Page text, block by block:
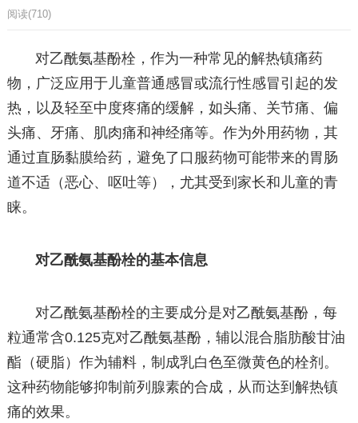
阅读(710)
对乙酰氨基酚栓，作为一种常见的解热镇痛药
物，广泛应用于儿童普通感冒或流行性感冒引起的发
热，以及轻至中度疼痛的缓解，如头痛、关节痛、偏
头痛、牙痛、肌肉痛和神经痛等。作为外用药物，其
通过直肠黏膜给药，避免了口服药物可能带来的胃肠
道不适（恶心、呕吐等），尤其受到家长和儿童的青
睐。
对乙酰氨基酚栓的基本信息
对乙酰氨基酚栓的主要成分是对乙酰氨基酚，每
粒通常含0.125克对乙酰氨基酚，辅以混合脂肪酸甘油
酯（硬脂）作为辅料，制成乳白色至微黄色的栓剂。
这种药物能够抑制前列腺素的合成，从而达到解热镇
痛的效果。